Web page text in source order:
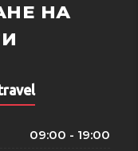
НА
09:00 - 19:00